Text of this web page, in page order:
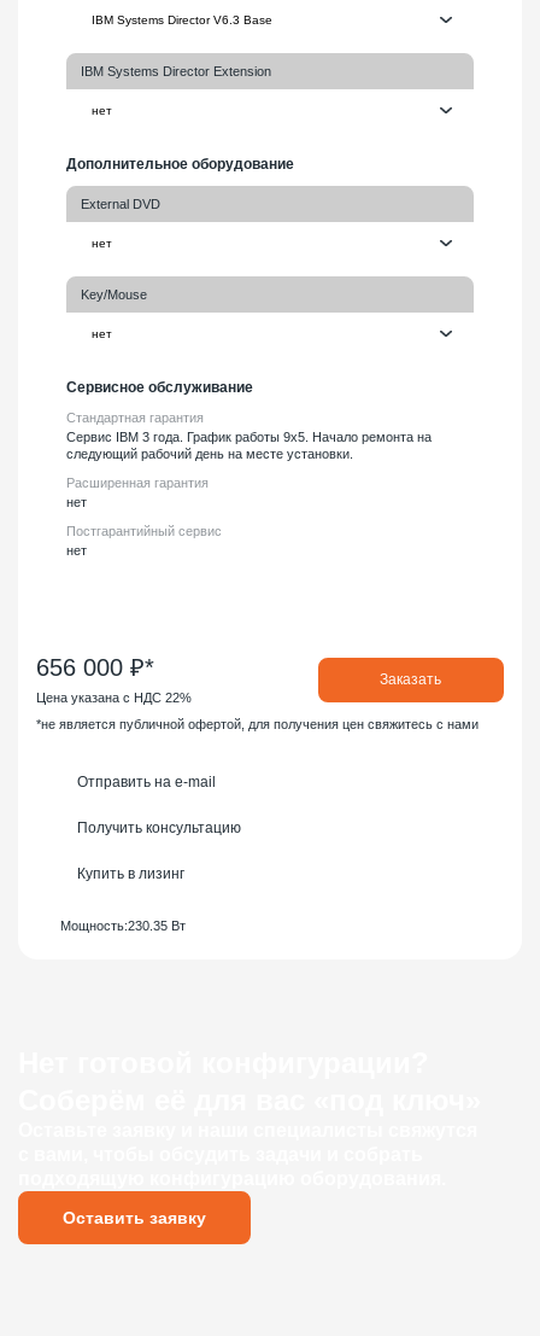
IBM Systems Director Extension
Дополнительное оборудование
External DVD
Key/Mouse
Сервисное обслуживание
Стандартная гарантия
Сервис IBM 3 года. График работы 9х5. Начало ремонта на
следующий рабочий день на месте установки.
Расширенная гарантия
нет
Постгарантийный сервис
нет
656 000 ₽*
Цена указана с НДС 22%
Заказать
*не является публичной офертой, для получения цен свяжитесь с нами
Отправить на e-mail
Получить консультацию
Купить в лизинг
Мощность:230.35 Вт
Оставить заявку